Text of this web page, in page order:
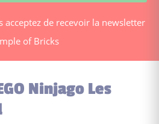
acceptez de recevoir la newsletter
of Bricks
Ninjago Les